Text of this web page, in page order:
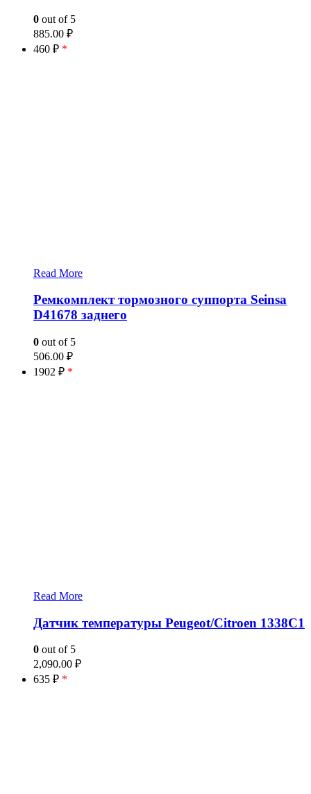
0 out of 5
885.00 ₽
460 ₽ *
Read More
Ремкомплект тормозного суппорта Seinsa
D41678 заднего
0 out of 5
506.00 ₽
1902 ₽ *
Read More
Датчик температуры Peugeot/Citroen 1338C1
0 out of 5
2,090.00 ₽
635 ₽ *